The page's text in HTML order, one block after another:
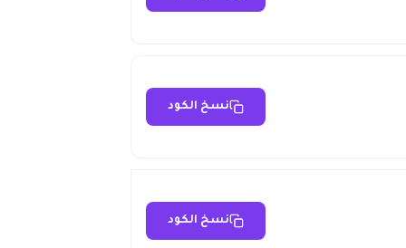
نسخ الكود
نسخ الكود